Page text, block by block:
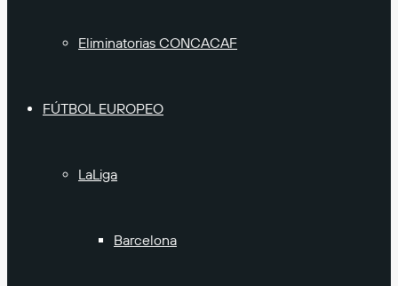
Eliminatorias CONCACAF
FÚTBOL EUROPEO
LaLiga
Barcelona